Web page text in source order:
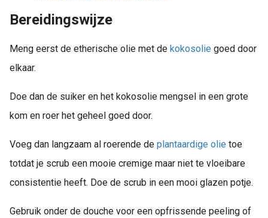
Bereidingswijze
Meng eerst de etherische olie met de kokosolie goed door
elkaar.
Doe dan de suiker en het kokosolie mengsel in een grote
kom en roer het geheel goed door.
Voeg dan langzaam al roerende de plantaardige olie toe
totdat je scrub een mooie cremige maar niet te vloeibare
consistentie heeft. Doe de scrub in een mooi glazen potje.
Gebruik onder de douche voor een opfrissende peeling of